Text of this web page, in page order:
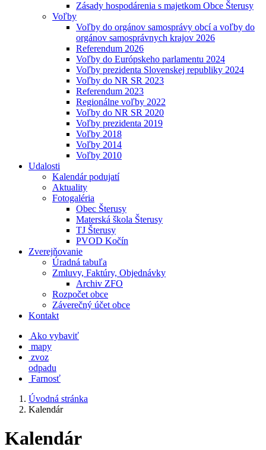
Zásady hospodárenia s majetkom Obce Šterusy
Voľby
Voľby do orgánov samosprávy obcí a voľby do
orgánov samosprávnych krajov 2026
Referendum 2026
Voľby do Európskeho parlamentu 2024
Voľby prezidenta Slovenskej republiky 2024
Voľby do NR SR 2023
Referendum 2023
Regionálne voľby 2022
Voľby do NR SR 2020
Voľby prezidenta 2019
Voľby 2018
Voľby 2014
Voľby 2010
Udalosti
Kalendár podujatí
Aktuality
Fotogaléria
Obec Šterusy
Materská škola Šterusy
TJ Šterusy
PVOD Kočín
Zverejňovanie
Úradná tabuľa
Zmluvy, Faktúry, Objednávky
Archiv ZFO
Rozpočet obce
Záverečný účet obce
Kontakt
Ako vybaviť
mapy
zvoz
odpadu
Farnosť
Úvodná stránka
Kalendár
Kalendár